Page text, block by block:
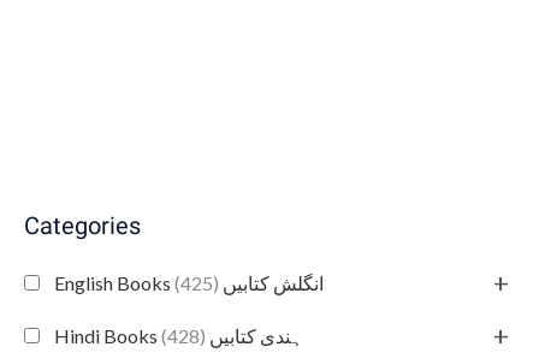
Categories
English Books انگلش کتابیں (425) +
Hindi Books ہندی کتابیں (428) +